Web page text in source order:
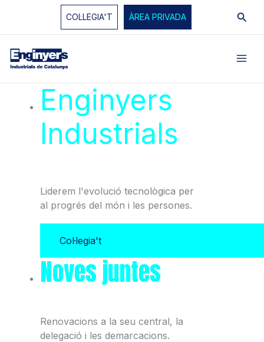
COL·LEGIA'T ÀREA PRIVADA
Enginyers
Industrials
Liderem l'evolució tecnològica per
al progrés del món i les persones.
Col·legia't
Noves juntes
Renovacions a la seu central, la
delegació i les demarcacions.